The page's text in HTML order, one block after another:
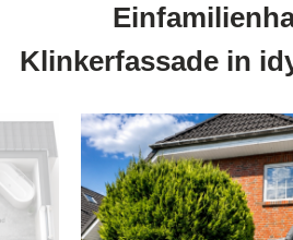
Klinkerfassade in